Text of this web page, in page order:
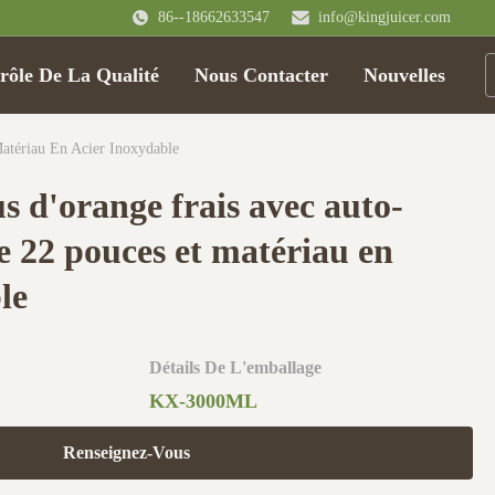
86--18662633547 info@kingjuicer.com
De La Qualité Nous Contacter Nouvelles
En Acier Inoxydable
d'orange frais avec auto-
22 pouces et matériau en
Détails De L'emballage
KX-3000ML
Renseignez-Vous